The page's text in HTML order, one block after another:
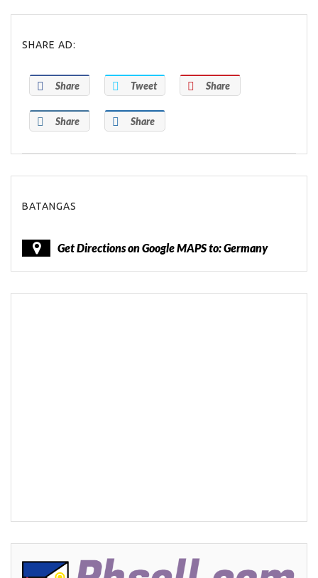
SHARE AD:
Share Tweet Share
Share Share
BATANGAS
Get Directions on Google MAPS to: Germany